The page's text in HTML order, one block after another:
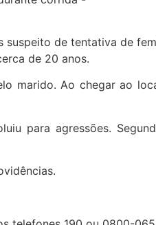
suspeito de tentativa de
de 20 anos.
marido. Ao chegar ao
para agressões.